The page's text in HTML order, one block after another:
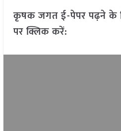
कृषक जगत ई-पेपर पढ़ने के
पर क्लिक करें: